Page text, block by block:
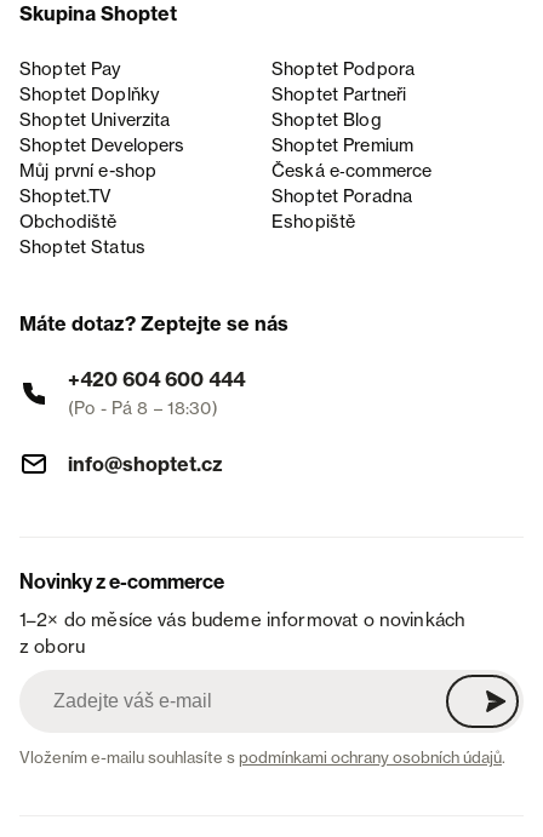
Skupina Shoptet
Shoptet Pay
Shoptet Podpora
Shoptet Doplňky
Shoptet Partneři
Shoptet Univerzita
Shoptet Blog
Shoptet Developers
Shoptet Premium
Můj první e-shop
Česká e‑commerce
Shoptet.TV
Shoptet Poradna
Obchodiště
Eshopiště
Shoptet Status
Máte dotaz? Zeptejte se nás
+420 604 600 444
(Po - Pá 8 – 18:30)
info@shoptet.cz
Novinky z e-commerce
1–2× do měsíce vás budeme informovat o novinkách
z oboru
Vložením e-mailu souhlasíte spodmínkami ochrany osobních údajů.